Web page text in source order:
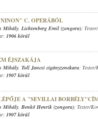
C. OPERÁBÓL
Mihály, Lichtenberg Emil (zongora);
1906 körül
ÉJSZAKÁJA
Mihály, Toll Jancsi cigányzenekara; Texter/
1907 körül
A "SEVILLAI
Mihály, Benkő Henrik (zongora); Texter/
1907 körül